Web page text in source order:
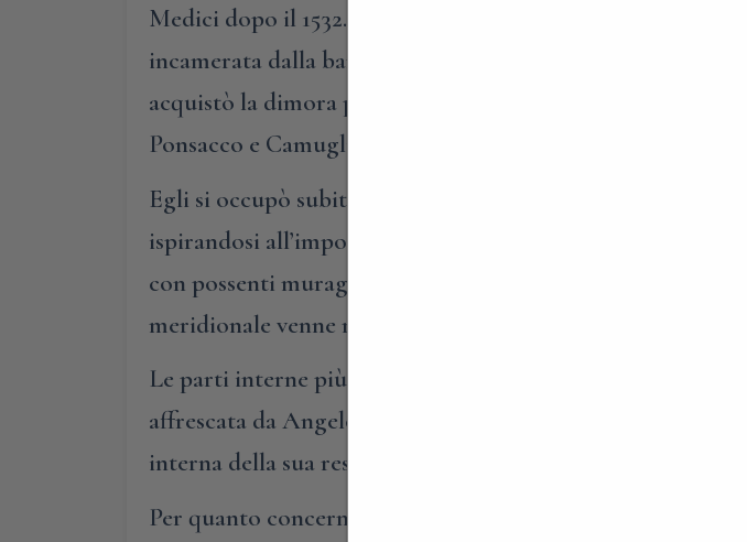
Medici dopo il 1532. Successivamente, divenne proprietà
incamerata dalla banca dei Medici nello Scrittoio delle
acquistò la dimora per 50.000 e Il suo titolo di Marchese
Ponsacco e Camugliano.
Egli si occupò subito dell’attività agricola,
ispirandosi all’impostazione delle ville medicee del 500,
con possenti muraglioni di contenimento, vennero
meridionale venne racchiusa da due ali: il granaio e la
Le parti interne più interessanti della tenuta sono:
affrescata da Angelo Michele Colonna, Il loggiato che
interna della sua residenza a Firenze in via dei Servi, ma
Per quanto concerne gli spazi esterni, invece, si ricorda